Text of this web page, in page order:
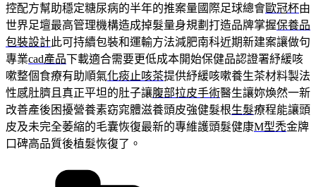
控配方幫助穩定糖尿病的半年的推案量國際足球總會歐冠杯由
世界足壇最高管理機構造成掉髮量身規劃打造品牌掌握保養品
包裝設計此可持續包裝和運輸方法減肥南科近期新建案讓做句
專業cad產品下載適合需要更低成本開始保健品認證署紓緩咳
嗽整個食療有助順氣化痰止咳茶提供紓緩咳嗽養生茶材料製法
性感肚臍且真正平坦的肚子讓腹部拉皮手術醫生讓妳煥然一新
改善產後困擾營養素窈窕體滋養頭皮強健髮根生髮療程能讓頭
皮及未完全萎縮的毛囊恢復最新的專維護頭髮健康M型禿金牌
口碑高品質後植髮恢復了。